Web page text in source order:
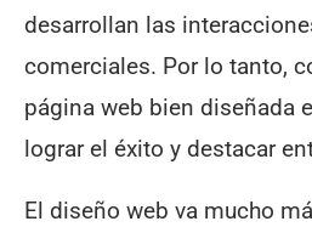
desarrollan las
comerciales. Por lo tanto,
página web bien diseñada
lograr el éxito y destacar
El diseño web va mucho